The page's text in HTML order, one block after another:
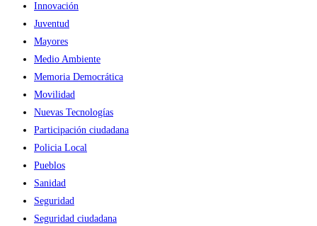
Innovación
Juventud
Mayores
Medio Ambiente
Memoria Democrática
Movilidad
Nuevas Tecnologías
Participación ciudadana
Policia Local
Pueblos
Sanidad
Seguridad
Seguridad ciudadana